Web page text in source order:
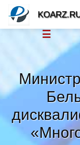
☰
Тренды
Рубрики»